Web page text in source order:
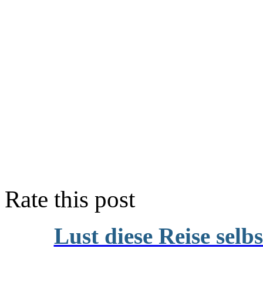
Rate this post
Lust diese Reise